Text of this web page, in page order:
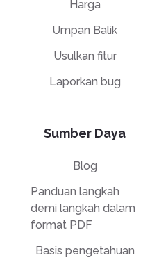
Harga
Umpan Balik
Usulkan fitur
Laporkan bug
Sumber Daya
Blog
Panduan langkah
demi langkah dalam
format PDF
Basis pengetahuan